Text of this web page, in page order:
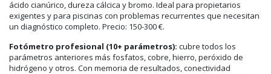
ácido cianúrico, dureza cálcica y bromo. Ideal para propietarios
exigentes y para piscinas con problemas recurrentes que necesitan
un diagnóstico completo. Precio: 150-300 €.
Fotómetro profesional (10+ parámetros): cubre todos los
parámetros anteriores más fosfatos, cobre, hierro, peróxido de
hidrógeno y otros. Con memoria de resultados, conectividad